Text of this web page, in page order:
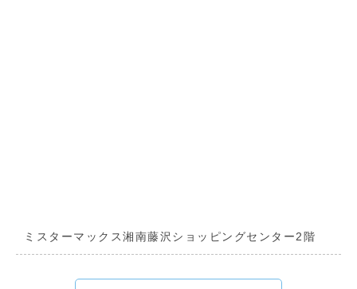
ミスターマックス湘南藤沢ショッピングセンター2階